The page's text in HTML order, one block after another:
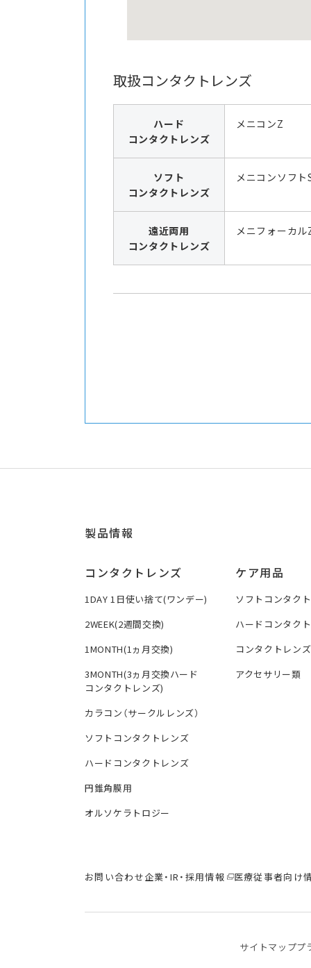
取扱コンタクトレンズ
ハード
コンタクトレンズ
メニコンZ
ソフト
コンタクトレンズ
メニコンソフト
遠近両用
コンタクトレンズ
メニフォーカル
製品情報
コンタクトレンズ
1DAY 1日使い捨て(ワンデー)
2WEEK(2週間交換)
1MONTH(1ヵ月交換)
3MONTH(3ヵ月交換ハード
コンタクトレンズ)
カラコン（サークルレンズ）
ソフトコンタクトレンズ
ハードコンタクトレンズ
円錐角膜用
オルソケラトロジー
ケア用品
ソフトコンタク
ハードコンタク
コンタクトレン
アクセサリー類
お問い合わせ企業・IR・採用情報 医療従事者向け
サイトマッププ